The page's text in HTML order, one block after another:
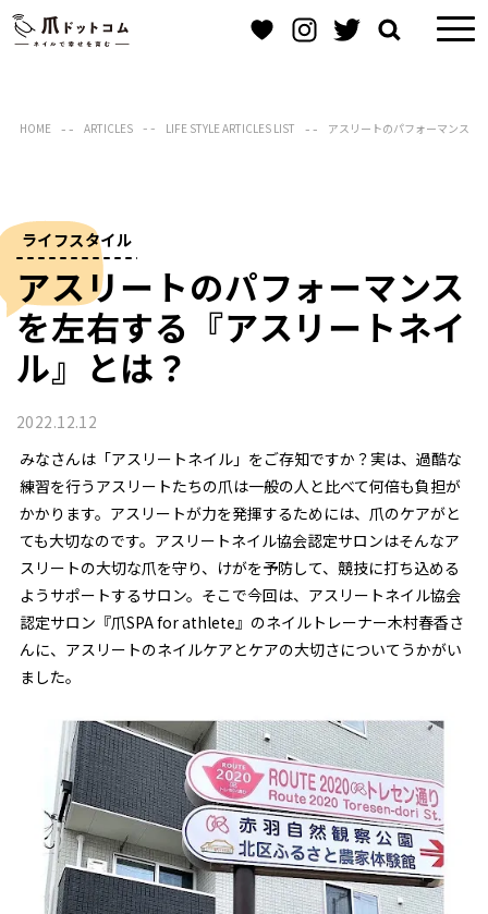
HOME ARTICLES LIFE STYLE ARTICLES LIST アスリートのパフォーマンスを
ライフスタイル
アスリートのパフォーマンス
を左右する『アスリートネイ
ル』とは？
2022.12.12
みなさんは「アスリートネイル」をご存知ですか？実は、過酷な
練習を行うアスリートたちの爪は一般の人と比べて何倍も負担が
かかります。アスリートが力を発揮するためには、爪のケアがと
ても大切なのです。アスリートネイル協会認定サロンはそんなア
スリートの大切な爪を守り、けがを予防して、競技に打ち込める
ようサポートするサロン。そこで今回は、アスリートネイル協会
認定サロン『爪SPA for athlete』のネイルトレーナー木村春香さ
んに、アスリートのネイルケアとケアの大切さについてうかがい
ました。